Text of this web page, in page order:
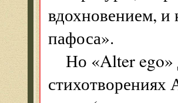
вдохновением, и
пафоса».
Но «Alter ego»
стихотворениях